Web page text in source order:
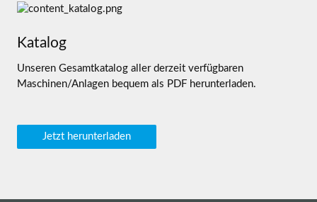
Katalog
Unseren Gesamtkatalog aller derzeit verfügbaren
Maschinen/Anlagen bequem als PDF herunterladen.
Jetzt herunterladen